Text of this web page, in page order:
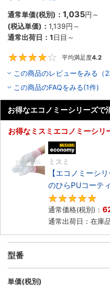
通常単価(税別)： 1,035円 ～
(税込単価)： 1,139円 ～
通常出荷日： 1日目～
平均満足度4.2
この商品のレビューをみる（
この商品のFAQをみる(1件)
お得なエコノミーシリーズで
お得なミスミエコノミーシリ
ミスミ
【エコノミーシ
のひらPUコーテ
通常価格(税別)：
通常出荷日：在庫
型番
単価(税別)